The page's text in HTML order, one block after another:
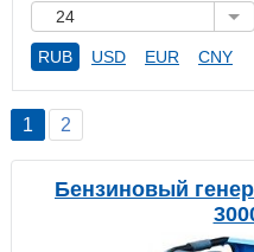
24
RUB USD EUR CNY
1 2
Бензиновый